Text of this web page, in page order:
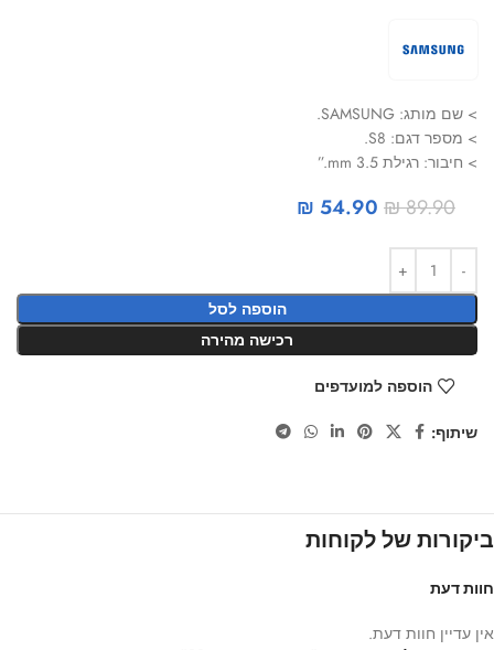
> שם מותג: SAMSUNG.
> מספר דגם: S8.
> חיבור: רגילת 3.5 mm.”
₪89.90
₪ 54.90
הוספה לסל
רכישה מהירה
הוספה למועדפים
שיתוף:
ביקורות של לקוחות
חוות דעת
אין עדיין חוות דעת.